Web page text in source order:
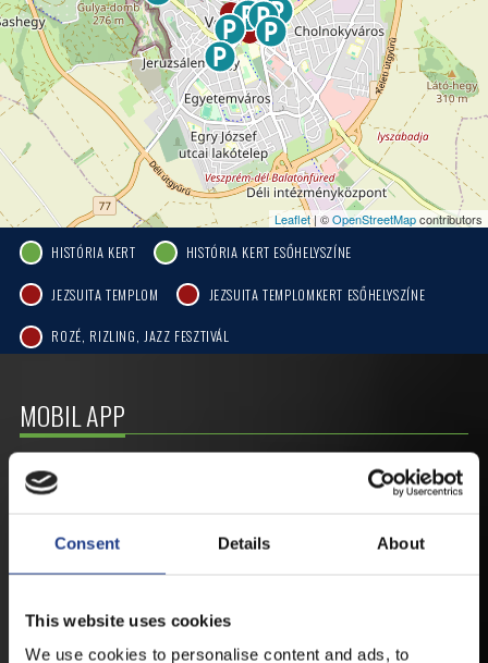
Consent Details About
This website uses cookies
We use cookies to personalise content and ads, to
Leaflet| ©OpenStreetMapcontributors
HISTÓRIA KERT HISTÓRIA KERT ESŐHELYSZÍNE
JEZSUITA TEMPLOM JEZSUITA TEMPLOMKERT ESŐHELYSZÍNE
ROZÉ, RIZLING, JAZZ FESZTIVÁL
MOBIL APP
VESZPRÉMFEST
TÖLTSE LE APPLIKÁCIÓNKAT, HOGY
HELYSZÍNVÁLTOZÁSRÓL.